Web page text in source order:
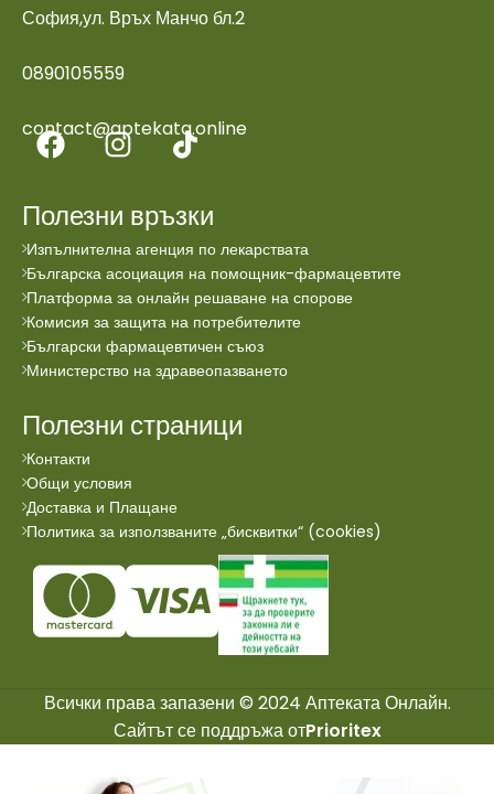
София,ул. Връх Манчо бл.2
0890105559
contact@aptekata.online
Полезни връзки
Изпълнителна агенция по лекарствата
Българска асоциация на помощник-фармацевтите
Платформа за онлайн решаване на спорове
Комисия за защита на потребителите
Български фармацевтичен съюз
Министерство на здравеопазването
Полезни страници
Контакти
Общи условия
Доставка и Плащане
Политика за използваните „бисквитки“ (cookies)
Всички права запазени © 2024 Аптеката Онлайн.
Сайтът се поддръжа отPrioritex